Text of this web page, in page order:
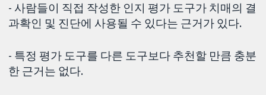
- 사람들이 직접 작성한 인지 평가 도구가 치매의 결
과확인 및 진단에 사용될 수 있다는 근거가 있다.
- 특정 평가 도구를 다른 도구보다 추천할 만큼 충분
한 근거는 없다.